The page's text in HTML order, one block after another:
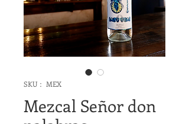
SKU： MEX
Mezcal Señor don